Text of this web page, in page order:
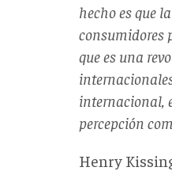
Escalado
hecho es que
consumidores
que es una
internacional,
percepción
Henry